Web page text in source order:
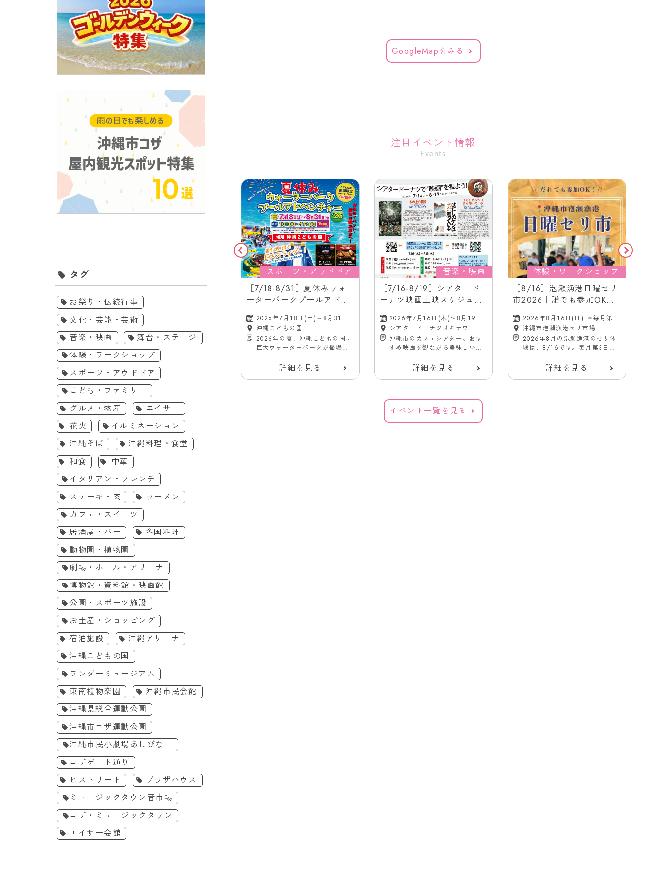
GoogleMapをみる
注目イベント情報
- Events -
エイサー
エイサーナイト
沖縄県総合運動公園
、沖縄県総合運動公園で
［8/15-8/16］コザ工芸館
ふんどぅ2026夏のワークシ
ョップ
2026年8月15日(土)、16日(日)
コザ工芸館ふんどぅ
2026年の夏休み、工芸館「ふん
どぅ」では親子で楽しめる工芸
体験が盛りだくさん！
詳細を見る
スポーツ・アウドドア
［7/18-8/31］夏休みウォ
ーターパークプールアドベ
ンチャー2026＠沖縄こども
の国2026年7月18日(土)～8月31日
(月)
沖縄こどもの国
2026年の夏、沖縄こどもの国に
巨大ウォーターパークが登場！
7/18〜
詳細を見る
音楽・映画
［7/16-8/19］シアタード
ーナツ映画上映スケジュー
ル｜沖縄市の映画館（胡屋
バス停前）
2026年7月16日(木)〜8月19日
(水)
シアタードーナツオキナワ
沖縄市のカフェシアター。おす
すめ映画を観ながら美味しいド
ーナツを楽しめる！
詳細を見る
体験・ワークショップ
［8/16］泡瀬漁港日曜セリ
市2026｜誰でも参加OK！
＠沖縄市泡瀬漁港セリ市場
2026年8月16日(日) ＊毎月第3
日曜日
沖縄市泡瀬漁港セリ市場
2026年8月の泡瀬漁港のセリ体
験は、8/16です。毎月第3日曜
日は新鮮な魚を安く購入できる
チャンス！詳細を見る
イベント一覧を見る
タグ
お祭り・伝統行事
文化・芸能・芸術
音楽・映画
舞台・ステージ
体験・ワークショップ
スポーツ・アウドドア
こども・ファミリー
グルメ・物産
エイサー
花火
イルミネーション
沖縄そば
沖縄料理・食堂
和食
中華
イタリアン・フレンチ
ステーキ・肉
ラーメン
カフェ・スイーツ
居酒屋・バー
各国料理
動物園・植物園
劇場・ホール・アリーナ
博物館・資料館・映画館
公園・スポーツ施設
お土産・ショッピング
宿泊施設
沖縄アリーナ
沖縄こどもの国
ワンダーミュージアム
東南植物楽園
沖縄市民会館
沖縄県総合運動公園
沖縄市コザ運動公園
沖縄市民小劇場あしびなー
コザゲート通り
ヒストリート
プラザハウス
ミュージックタウン音市場
コザ・ミュージックタウン
エイサー会館